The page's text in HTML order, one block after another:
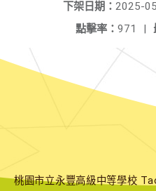
下架日期： 2025-
點擊率： 971 |
桃園市立永豐高級中等學校